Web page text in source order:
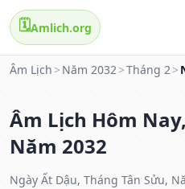
🗓️Amlich.org
Âm Lịch > Năm 2032>Tháng 2>
Âm Lịch Hôm
Năm 2032
Ngày Ất Dậu, Tháng Tân Sửu,